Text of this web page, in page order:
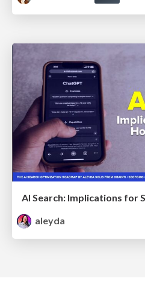
aleyda